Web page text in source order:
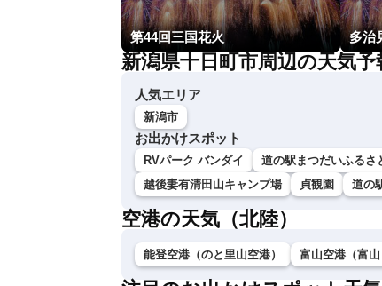
第44回三国花火 多治
新潟県十日町市周辺の天気予
人気エリア
新潟市
お出かけスポット
RVパーク バンダイ 道の駅まつだいふるさ
越後妻有清田山キャンプ場
貞観園 道の
空港の天気（北陸）
能登空港（のと里山空港） 富山空港（富山